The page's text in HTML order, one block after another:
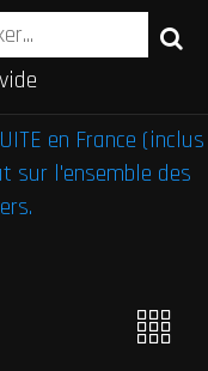
en France (inclus
sur l'ensemble des